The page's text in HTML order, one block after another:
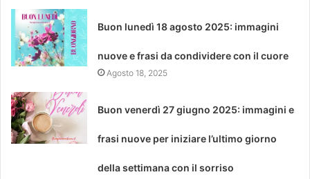
Buon lunedì 18 agosto 2025: immagini
nuove e frasi da condividere con il cuore
Agosto 18, 2025
Buon venerdì 27 giugno 2025: immagini e
frasi nuove per iniziare l’ultimo giorno
della settimana con il sorriso